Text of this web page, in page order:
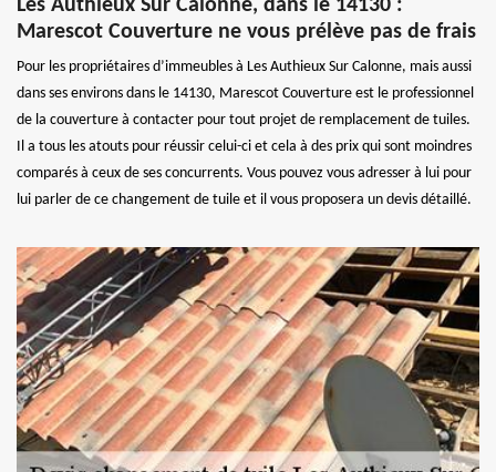
Les Authieux Sur Calonne, dans le 14130 :
Marescot Couverture ne vous prélève pas de frais
Pour les propriétaires d’immeubles à Les Authieux Sur Calonne, mais aussi
dans ses environs dans le 14130, Marescot Couverture est le professionnel
de la couverture à contacter pour tout projet de remplacement de tuiles.
Il a tous les atouts pour réussir celui-ci et cela à des prix qui sont moindres
comparés à ceux de ses concurrents. Vous pouvez vous adresser à lui pour
lui parler de ce changement de tuile et il vous proposera un devis détaillé.